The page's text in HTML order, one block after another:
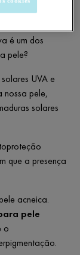
é um dos
pele?
UVA e
nossa pele,
solares
que a presença
acneica.
pele
o